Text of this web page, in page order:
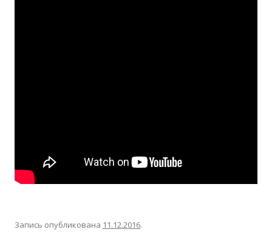
Запись опубликована 11.12.2016.